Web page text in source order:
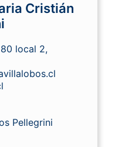
Cristián
local 2,
Pellegrini